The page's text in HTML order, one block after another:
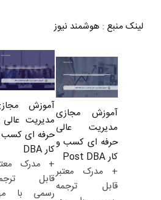
لینک منبع : هوشمند نیوز
آموزش مجازی
مدیریت عالی
حرفه ای کسب و
کار Post DBA
+ مدرک معتبر
قابل ترجمه
آموزش
مدیریت
حرفه ای
کار DBA
+ مدرک
قابل
رسمی با